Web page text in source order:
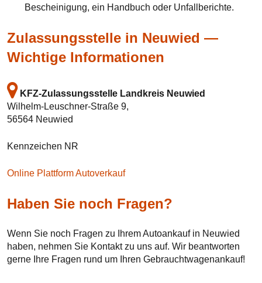
Bescheinigung, ein Handbuch oder Unfallberichte.
Zulassungsstelle in Neuwied —
Wichtige Informationen
KFZ-Zulassungsstelle Landkreis Neuwied
Wilhelm-Leuschner-Straße 9,
56564 Neuwied
Kennzeichen NR
Online Plattform Autoverkauf
Haben Sie noch Fragen?
Wenn Sie noch Fragen zu Ihrem Autoankauf in Neuwied
haben, nehmen Sie Kontakt zu uns auf. Wir beantworten
gerne Ihre Fragen rund um Ihren Gebrauchtwagenankauf!